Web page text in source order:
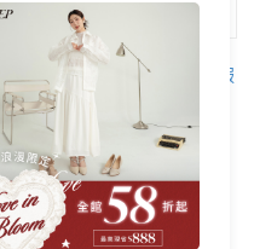
客服
查看全部